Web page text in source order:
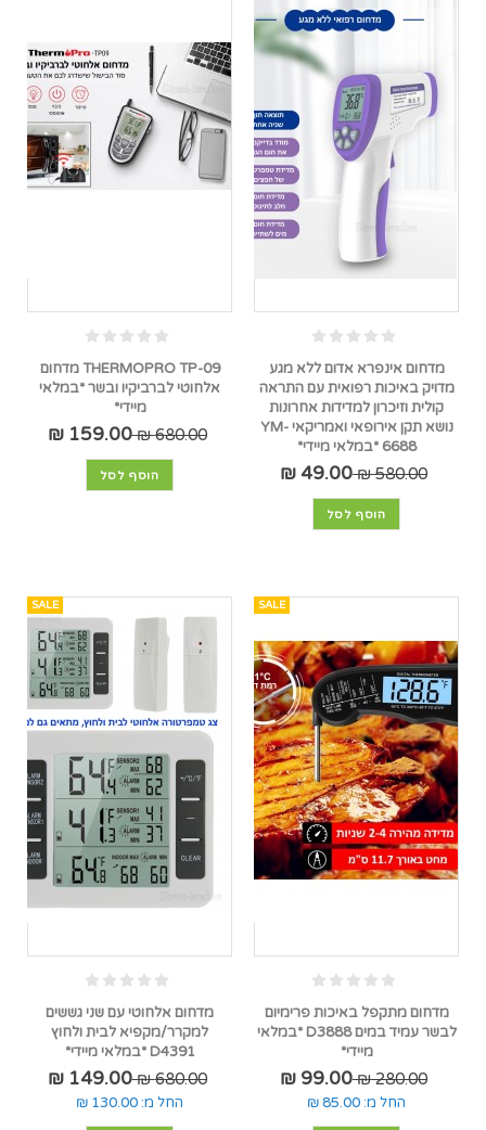
מדחום אינפרא אדום ללא מגע
מדויק באיכות רפואית עם התראה
קולית וזיכרון למדידות אחרונות
נושא תקן אירופאי ואמריקאי YM-
6688 *במלאי מיידי*
580.00 ₪
49.00 ₪
הוסף לסל
THERMOPRO TP-09 מדחום
אלחוטי לברביקיו ובשר *במלאי
מיידי*
680.00 ₪
159.00 ₪
הוסף לסל
SALE
מדחום מתקפל באיכות פרימיום
לבשר עמיד במים D3888 *במלאי
מיידי*
280.00 ₪
99.00 ₪
החל מ: 85.00 ₪
SALE
מדחום אלחוטי עם שני גששים
למקרר/מקפיא לבית ולחוץ
D4391 *במלאי מיידי*
680.00 ₪
149.00 ₪
החל מ: 130.00 ₪